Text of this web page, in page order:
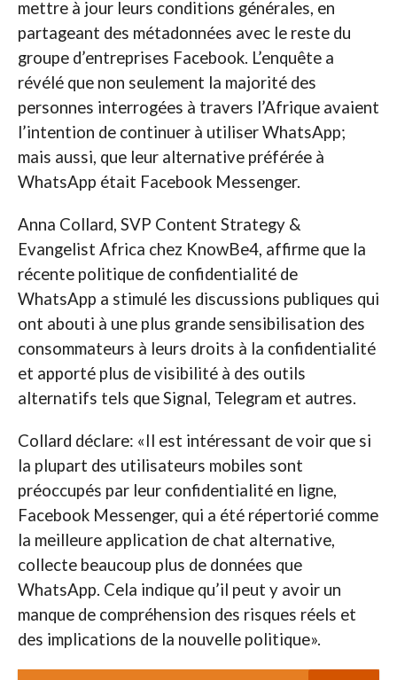
mettre à jour leurs conditions générales, en
partageant des métadonnées avec le reste du
groupe d’entreprises Facebook. L’enquête a
révélé que non seulement la majorité des
personnes interrogées à travers l’Afrique avaient
l’intention de continuer à utiliser WhatsApp;
mais aussi, que leur alternative préférée à
WhatsApp était Facebook Messenger.
Anna Collard, SVP Content Strategy &
Evangelist Africa chez KnowBe4, affirme que la
récente politique de confidentialité de
WhatsApp a stimulé les discussions publiques qui
ont abouti à une plus grande sensibilisation des
consommateurs à leurs droits à la confidentialité
et apporté plus de visibilité à des outils
alternatifs tels que Signal, Telegram et autres.
Collard déclare: «Il est intéressant de voir que si
la plupart des utilisateurs mobiles sont
préoccupés par leur confidentialité en ligne,
Facebook Messenger, qui a été répertorié comme
la meilleure application de chat alternative,
collecte beaucoup plus de données que
WhatsApp. Cela indique qu’il peut y avoir un
manque de compréhension des risques réels et
des implications de la nouvelle politique».